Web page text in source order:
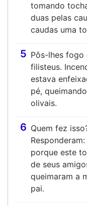
tomando
duas pelas
caudas uma
5 Pôs-lhes fogo
filisteus.
estava
pé,
olivais.
6 Quem fez
porque este
de seus
queimaram a
pai.